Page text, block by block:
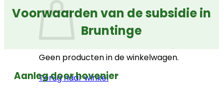
Geen producten in de winkelwagen.
Terug naar winkel
Voorwaarden van de subsidie in
Bruntinge
Aanleg door hovenier